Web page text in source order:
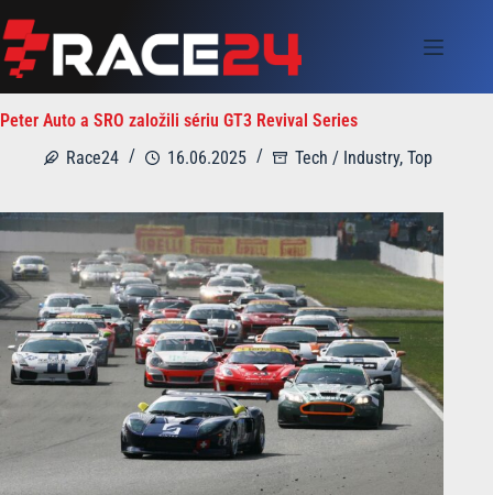
to
content
Peter Auto a SRO založili sériu GT3 Revival Series
Race24
16.06.2025 Tech / Industry, Top